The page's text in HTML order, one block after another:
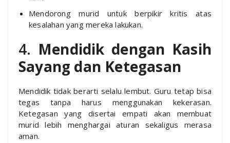
Mendorong murid untuk berpikir kritis atas
kesalahan yang mereka lakukan.
4. Mendidik dengan Kasih
Sayang dan Ketegasan
Mendidik tidak berarti selalu lembut. Guru tetap bisa
tegas tanpa harus menggunakan kekerasan.
Ketegasan yang disertai empati akan membuat
murid lebih menghargai aturan sekaligus merasa
aman.